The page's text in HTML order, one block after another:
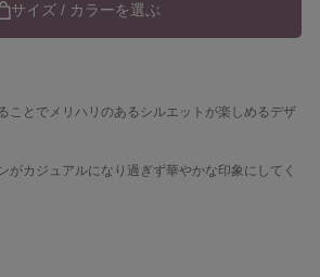
サイズ / カラーを選ぶ
ことでメリハリのあるシルエットが楽しめるデザ
がカジュアルになり過ぎず華やかな印象にしてく